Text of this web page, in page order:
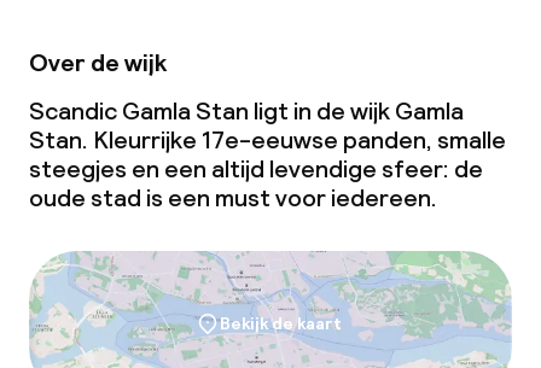
Over de wijk
Scandic Gamla Stan ligt in de wijk Gamla
Stan. Kleurrijke 17e-eeuwse panden, smalle
steegjes en een altijd levendige sfeer: de
oude stad is een must voor iedereen.
Bekijk de kaart